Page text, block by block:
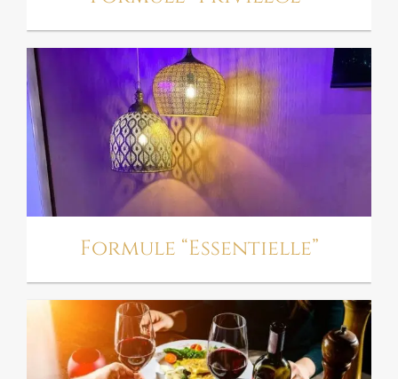
FORMULE
“ESSENTIELLE”
Formule “Essentielle”